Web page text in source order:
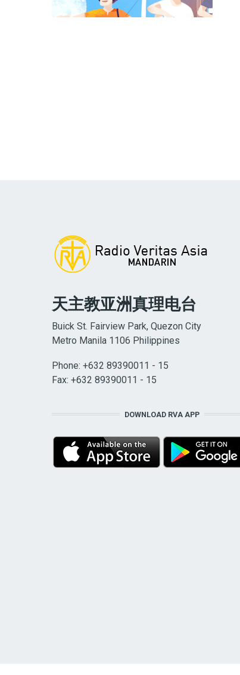
天主教亚洲真理电台
Buick St. Fairview Park, Quezon City
Metro Manila 1106 Philippines
Phone: +632 89390011 - 15
Fax: +632 89390011 - 15
DOWNLOAD RVA APP